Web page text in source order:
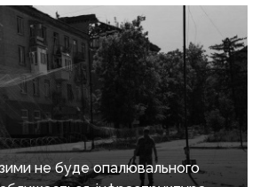
зими не буде опалювального